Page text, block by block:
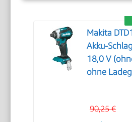
Makita
Akku-
18,0 V
ohne
90,25 €